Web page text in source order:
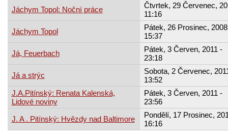
Jáchym Topol: Noční práce
Čtvrtek, 29 Červenec,
11:16
Jáchym Topol
Pátek, 26 Prosinec,
15:37
Já, Feuerbach
Pátek, 3 Červen, 2011 -
23:18
Já a strýc
Sobota, 2 Červenec,
13:52
J.A.Pitínský: Renata Kalenská,
Lidové noviny
Pátek, 3 Červen, 2011 -
23:56
J. A . Pitínský: Hvězdy nad Baltimore
Pondělí, 17 Prosinec,
16:16